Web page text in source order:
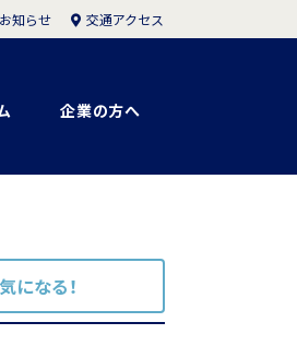
企業の方へ
お知らせ 交通アクセス
気になる！